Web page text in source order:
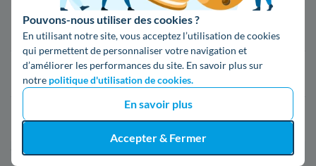
Pouvons-nous utiliser des cookies ?
En utilisant notre site, vous acceptez l’utilisation de cookies
qui permettent de personnaliser votre navigation et
d’améliorer les performances du site. En savoir plus sur
notre politique d'utilisation de cookies.
En savoir plus
Accepter & Fermer
16,400000000000002 c€/kWh
17,83 c€/kWh
*Prix TTC pour un forfait base d’une puissance de 6 kVA